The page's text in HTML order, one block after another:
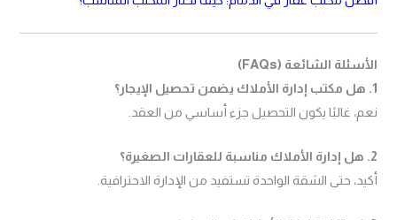
الأسئلة الشائعة (FAQs)
1. هل مكتب إدارة الأملاك يضمن تحصيل الإيجار؟
نعم، غالبًا يكون التحصيل جزء أساسي من العقد.
2. هل إدارة الأملاك مناسبة للعقارات الصغيرة؟
أكيد، حتى الشقة الواحدة تستفيد من الإدارة الاحترافية.